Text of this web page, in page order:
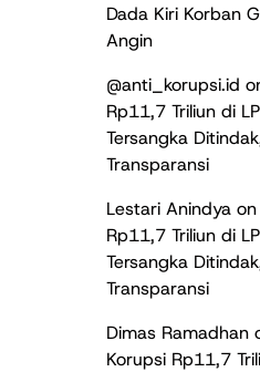
Dada Kiri Korban
Angin
@anti_korupsi.id
Rp11,7 Triliun di
Tersangka
Transparansi
Lestari Anindya on
Rp11,7 Triliun di
Tersangka
Transparansi
Dimas Ramadhan
Korupsi Rp11,7